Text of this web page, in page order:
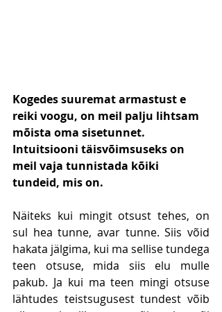
Kogedes suuremat armastust e
reiki voogu, on meil palju lihtsam
mõista oma sisetunnet.
Intuitsiooni täisvõimsuseks on
meil vaja tunnistada kõiki
tundeid, mis on.
Näiteks kui mingit otsust tehes, on
sul hea tunne, avar tunne. Siis võid
hakata jälgima, kui ma sellise tundega
teen otsuse, mida siis elu mulle
pakub. Ja kui ma teen mingi otsuse
lähtudes teistsugusest tundest võib